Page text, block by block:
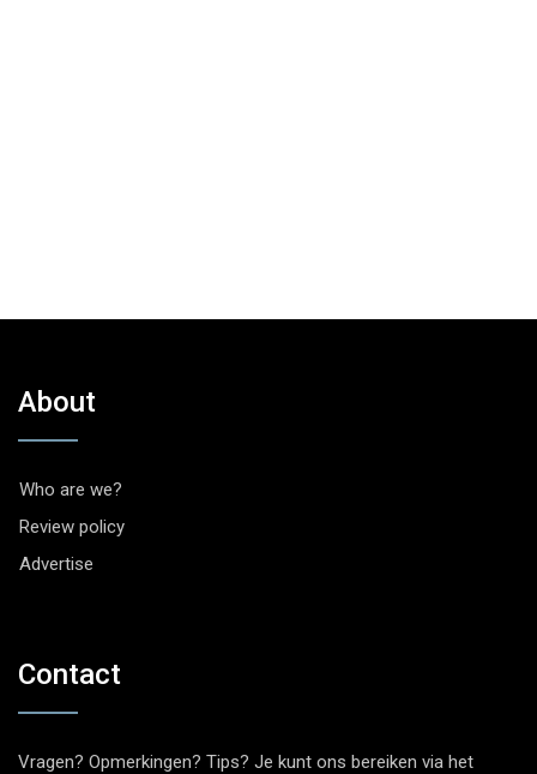
About
Who are we?
Review policy
Advertise
Contact
Vragen? Opmerkingen? Tips? Je kunt ons bereiken via het